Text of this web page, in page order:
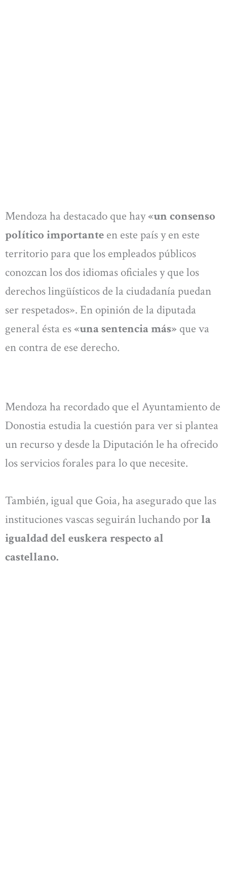
Mendoza ha destacado que hay«un consenso
político importante en este país y en este
territorio para que los empleados públicos
conozcan los dos idiomas oficiales y que los
derechos lingüísticos de la ciudadanía puedan
ser respetados». En opinión de la diputada
general ésta es«una sentencia más» que va
en contra de ese derecho.
Mendoza ha recordado que el Ayuntamiento de
Donostia estudia la cuestión para ver si plantea
un recurso y desde la Diputación le ha ofrecido
los servicios forales para lo que necesite.
También, igual que Goia, ha asegurado que las
instituciones vascas seguirán luchando porla
igualdad del euskera respecto al
castellano.